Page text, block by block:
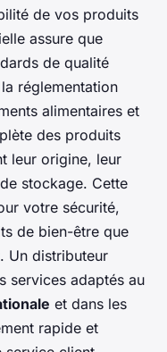
de vos produits
assure que
de qualité
réglementation
alimentaires et
des produits
leur origine, leur
stockage. Cette
votre sécurité,
de bien-être que
Un distributeur
services adaptés au
et dans les
rapide et